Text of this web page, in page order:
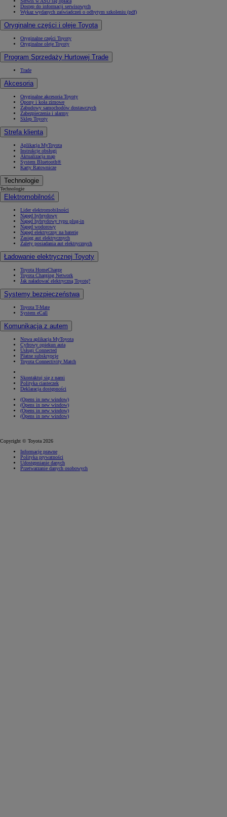
Dostęp do informacji serwisowych
Wykaz wydanych zaświadczeń o odbytym szkoleniu (pdf)
Oryginalne części i oleje Toyota
Oryginalne części Toyoty
Oryginalne oleje Toyoty
Program Sprzedaży Hurtowej Trade
Trade
Akcesoria
Oryginalne akcesoria Toyoty
Opony i koła zimowe
Zabudowy samochodów dostawczych
Zabezpieczenia i alarmy
Sklep Toyoty
Strefa klienta
Aplikacja MyToyota
Instrukcje obsługi
Aktualizacja map
System Bluetooth®
Karty Ratownicze
Technologie
Technologie
Elektromobilność
Lider elektromobilności
Napęd hybrydowy
Napęd hybrydowy typu plug-in
Napęd wodorowy
Napęd elektryczny na baterię
Zasięg aut elektrycznych
Zalety posiadania aut elektrycznych
Ładowanie elektrycznej Toyoty
Toyota HomeCharge
Toyota Charging Network
Jak naładować elektryczną Toyotę?
Systemy bezpieczeństwa
Toyota T-Mate
System eCall
Komunikacja z autem
Nowa aplikacja MyToyota
Cyfrowy opiekun auta
Usługi Connected
Płatne subskrypcje
Toyota Connectivity Match
Skontaktuj się z nami
Polityka ciasteczek
Deklaracja dostępności
(Opens in new window)
(Opens in new window)
(Opens in new window)
(Opens in new window)
Copyright © Toyota 2026
Informacje prawne
Polityka prywatności
Udostępnianie danych
Przetwarzanie danych osobowych